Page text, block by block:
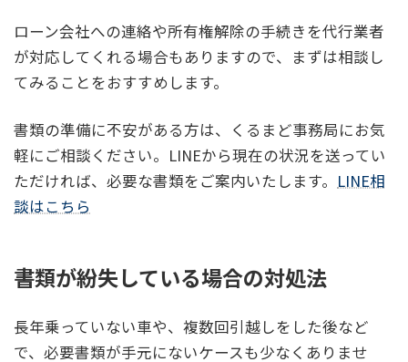
ローン会社への連絡や所有権解除の手続きを代行業者
が対応してくれる場合もありますので、まずは相談し
てみることをおすすめします。
書類の準備に不安がある方は、くるまど事務局にお気
軽にご相談ください。LINEから現在の状況を送ってい
ただければ、必要な書類をご案内いたします。 LINE相
談はこちら
書類が紛失している場合の対処法
長年乗っていない車や、複数回引越しをした後など
で、必要書類が手元にないケースも少なくありませ